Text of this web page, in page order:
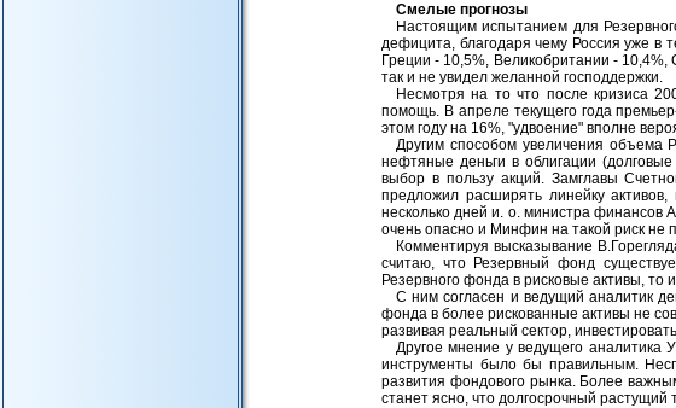
Смелые прогнозы
Настоящим испытанием для
дефицита, благодаря чему Россия уже
Греции - 10,5%, Великобритании -
так и не увидел желанной господдержки.
Несмотря на то что после кризиса
помощь. В апреле текущего года
этом году на 16%, "удвоение" вполне
Другим способом увеличения объема
нефтяные деньги в облигации
выбор в пользу акций. Замглавы
предложил расширять линейку
несколько дней и. о. министра финансов
очень опасно и Минфин на такой риск не
Комментируя высказывание
считаю, что Резервный фонд
Резервного фонда в рисковые активы, то
С ним согласен и ведущий аналитик
фонда в более рискованные активы не
развивая реальный сектор,
Другое мнение у ведущего
инструменты было бы правильным.
развития фондового рынка. Более
станет ясно, что долгосрочный растущий